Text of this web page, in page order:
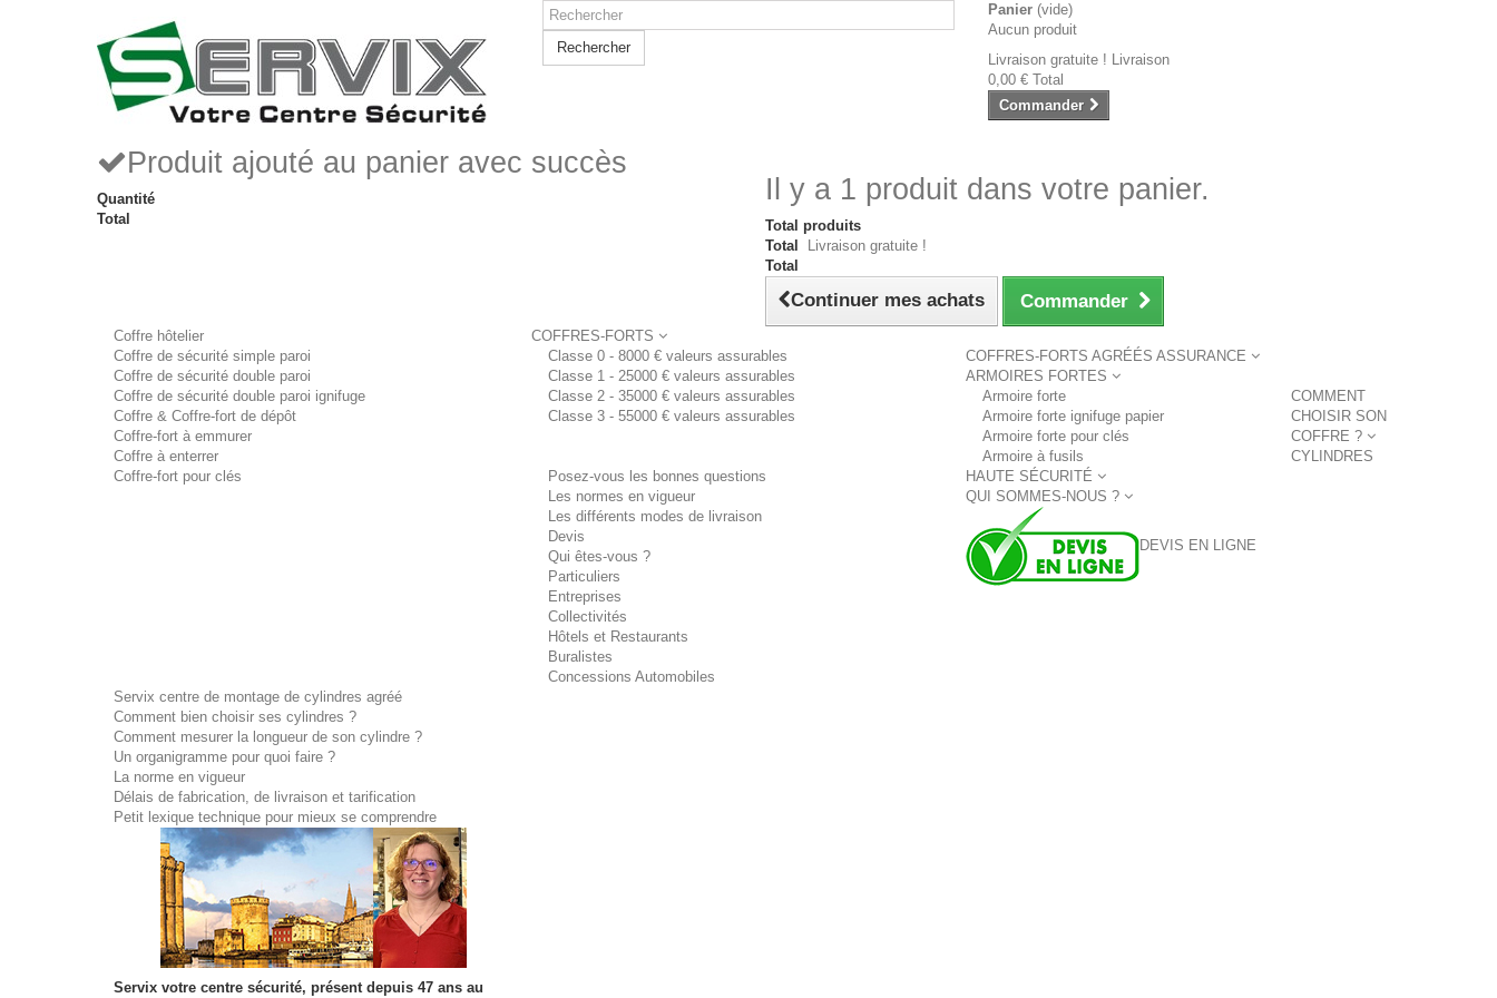
Rechercher
Panier (vide)
Aucun produit
Livraison gratuite ! Livraison
0,00 € Total
Commander
Produit ajouté au panier avec succès
Quantité
Total
Il y a 1 produit dans votre panier.
Total produits
Total
Livraison gratuite !
Total
Continuer mes achats Commander
COFFRES-FORTS
Coffre hôtelier
Coffre de sécurité simple paroi
Coffre de sécurité double paroi
Coffre de sécurité double paroi ignifuge
Coffre & Coffre-fort de dépôt
Coffre-fort à emmurer
Coffre à enterrer
Coffre-fort pour clés
COFFRES-FORTS AGRÉÉS ASSURANCE
Classe 0 - 8000 € valeurs assurables
Classe 1 - 25000 € valeurs assurables
Classe 2 - 35000 € valeurs assurables
Classe 3 - 55000 € valeurs assurables
ARMOIRES FORTES
Armoire forte
Armoire forte ignifuge papier
Armoire forte pour clés
Armoire à fusils
COMMENT
CHOISIR SON
COFFRE ?
Posez-vous les bonnes questions
Les normes en vigueur
Les différents modes de livraison
Devis
Qui êtes-vous ?
Particuliers
Entreprises
Collectivités
Hôtels et Restaurants
Buralistes
Concessions Automobiles
CYLINDRES
HAUTE SÉCURITÉ
Servix centre de montage de cylindres agréé
Comment bien choisir ses cylindres ?
Comment mesurer la longueur de son cylindre ?
Un organigramme pour quoi faire ?
La norme en vigueur
Délais de fabrication, de livraison et tarification
Petit lexique technique pour mieux se comprendre
QUI SOMMES-NOUS ?
Servix votre centre sécurité, présent depuis 47 ans au
DEVIS EN LIGNE